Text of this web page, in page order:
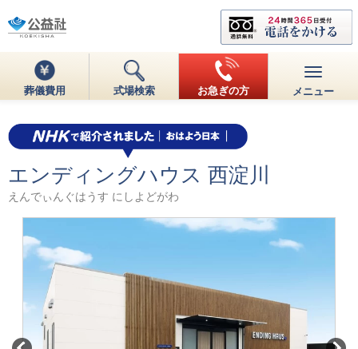
葬儀費用 式場検索 お急ぎの方 メニュー
エンディングハウス 西淀川
えんでぃんぐはうす にしよどがわ